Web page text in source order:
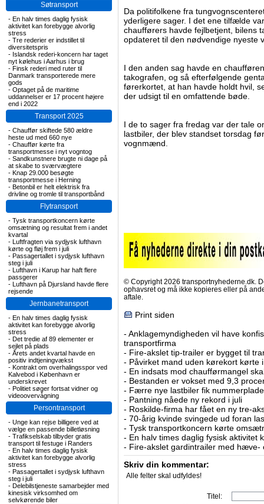
Søtransport
- En halv times daglig fysisk
aktivitet kan forebygge alvorlig
stress
- Tre rederier er indstillet til
diversitetspris
- Islandsk rederi-koncern har taget
nyt kølehus i Aarhus i brug
- Finsk rederi med ruter til
Danmark transporterede mere
gods
- Optaget på de maritime
uddannelser er 17 procent højere
end i 2022
Transport 2025
- Chauffør skiftede 580 ældre
heste ud med 660 nye
- Chauffør kørte fra
transportmesse i nyt vogntog
- Sandkunstnere brugte ni dage på
at skabe to sværvægtere
- Knap 29.000 besøgte
transportmesse i Herning
- Betonbil er helt elektrisk fra
drivline og tromle til transportbånd
Flytransport
- Tysk transportkoncern kørte
omsætning og resultat frem i andet
kvartal
- Luftfragten via sydjysk lufthavn
kørte og fløj frem i juli
- Passagertallet i sydjysk lufthavn
steg i juli
- Lufthavn i Karup har haft flere
passgerer
- Lufthavn på Djursland havde flere
rejsende
Jernbanetransport
- En halv times daglig fysisk
aktivitet kan forebygge alvorlig
stress
- Det tredie af 89 elementer er
sejlet på plads
- Årets andet kvartal havde en
positiv indtjeningvækst
- Kontrakt om overhalingsspor ved
Kalvebod i København er
underskrevet
- Politiet søger fortsat vidner og
videoovervågning
Persontransport
- Unge kan rejse billigere ved at
vælge en passende billetløsning
- Trafikselskab tilbyder gratis
transport til festuge i Randers
- En halv times daglig fysisk
aktivitet kan forebygge alvorlig
stress
- Passagertallet i sydjysk lufthavn
steg i juli
- Delebilstjeneste samarbejder med
kinesisk virksomhed om
selvkørende biler
Da politifolkene fra
yderligere sager. I det ene tilfælde
chaufførers havde fejlbetjent, bilens
opdateret til den nødvendige nyeste
I den anden sag havde en
takografen, og så efterfølgende
førerkortet, at han havde holdt hvil,
der udsigt til en omfattende bøde.
I de to sager fra fredag var der tale
lastbiler, der blev standset torsdag
vognmænd.
© Copyright 2026 transportnyhederne.dk.
ophavsret og må ikke kopieres eller på
aftale.
Print siden
- Anklagemyndigheden vil have
transportfirma
- Fire-akslet tip-trailer er bygget til
- Påvirket mand uden kørekort kørte
- En indsats mod chaufførmangel
- Bestanden er vokset med 9,3
- Færre nye lastbiler fik
- Pantning nåede ny rekord i juli
- Roskilde-firma har fået en ny tre-
- 70-årig kvinde svingede ud foran
- Tysk transportkoncern kørte
- En halv times daglig fysisk aktivitet
- Fire-akslet gardintrailer med hæve-
Skriv din kommentar:
Alle felter skal udfyldes!
Titel: